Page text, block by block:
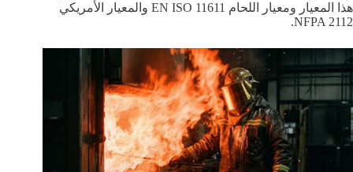
هذا المعيار ومعيار اللحام EN ISO 11611 والمعيار الأمريكي
NFPA 2112.